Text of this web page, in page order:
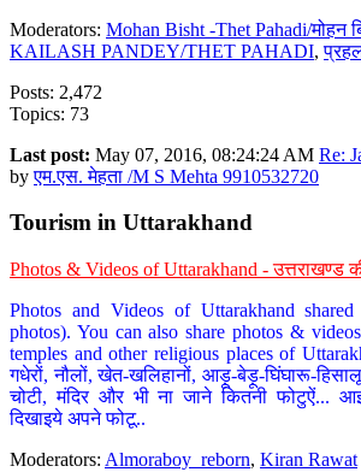
Moderators: Mohan Bisht -Thet Pahadi/मोहन
KAILASH PANDEY/THET PAHADI,
Posts: 2,472
Topics: 73
Last post: May 07, 2016, 08:24:24 AM Re:
byएम.एस. मेहता /M S Mehta 9910532720
Tourism in Uttarakhand
Photos & Videos of Uttarakhand - उत्तराखण्ड
Photos and Videos of Uttarakhand
photos). You can also share photos &
temples and other religious places of
गधेरों, नौलों, खेत-खलिहानों, आड़ू-बेड़ू-घिंघारू-
चोटी, मंदिर और भी ना जाने कितनी फोटुऐं...
दिखाइये अपने फोटू..
Moderators: Almoraboy_reborn, Kiran Rawat